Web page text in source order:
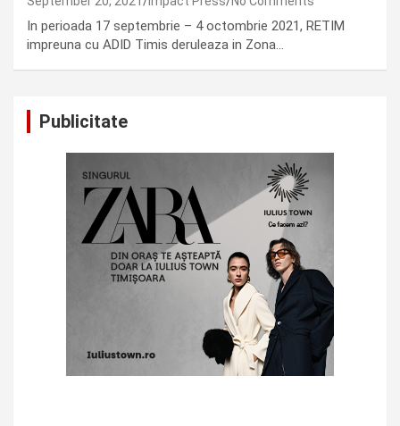
In perioada 17 septembrie – 4 octombrie 2021, RETIM
impreuna cu ADID Timis deruleaza in Zona…
Publicitate